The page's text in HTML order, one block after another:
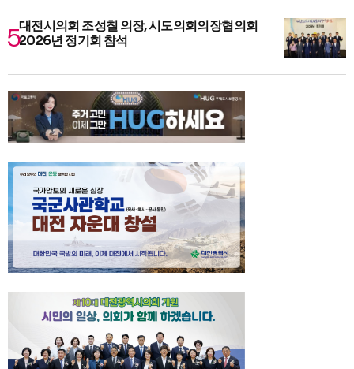
대전시의회 조성칠 의장, 시도의회의장협의회
2026년 정기회 참석